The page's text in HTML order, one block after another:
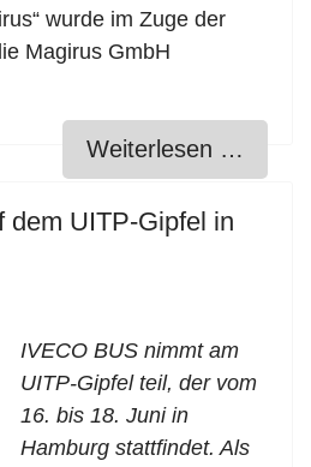
wurde im Zuge der
Magirus GmbH
Weiterlesen …
dem UITP-Gipfel in
IVECO BUS nimmt am
UITP-Gipfel teil, der vom
16. bis 18. Juni in
Hamburg stattfindet. Als